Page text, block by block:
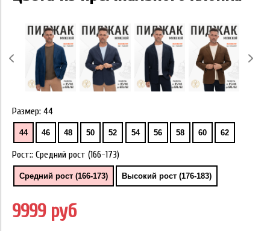
Размер: 44
44 46 48 50 52 54 56 58 60 62
Рост:: Средний рост (166-173)
Средний рост (166-173) Высокий рост (176-183)
9999 руб